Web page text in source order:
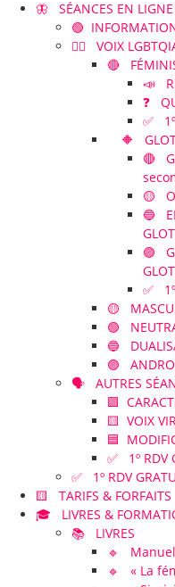
🦋 SÉANCES EN LIGNE
🟢
🏳️‍🌈 VOIX
🔴
📣
❓
✅
🔶
🔴
🟡
🔵
🟣
✅
🟡
🟢
🔵
🟣
🗣️ AUTRES
🟪
🟨 VOIX
🟦
✅ 1º RDV
✅ 1º RDV
🟨 TARIFS & FORFAITS
🎓 LIVRES &
📚 LIVRES
🔹
🔹 « La